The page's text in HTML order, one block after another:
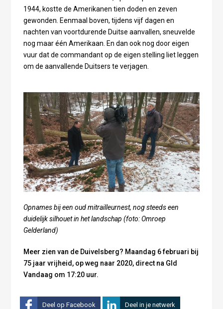
1944, kostte de Amerikanen tien doden en zeven
gewonden. Eenmaal boven, tijdens vijf dagen en
nachten van voortdurende Duitse aanvallen, sneuvelde
nog maar één Amerikaan. En dan ook nog door eigen
vuur dat de commandant op de eigen stelling liet leggen
om de aanvallende Duitsers te verjagen.
Opnames bij een oud mitrailleurnest, nog steeds een
duidelijk silhouet in het landschap (foto: Omroep
Gelderland)
Meer zien van de Duivelsberg? Maandag 6 februari bij
75 jaar vrijheid, op weg naar 2020, direct na Gld
Vandaag om 17:20 uur.
Deel op Facebook Deel in je netwerk